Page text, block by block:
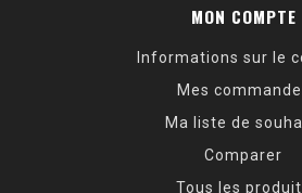
MON COMPTE
Informations sur le
Mes
Ma liste de
Comparer
Tous les